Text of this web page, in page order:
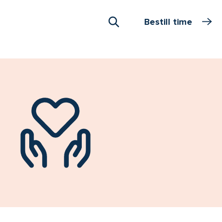
Bestill time